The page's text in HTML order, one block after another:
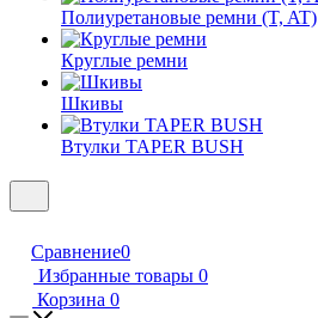
Полиуретановые ремни (T, AT)
Круглые ремни
Шкивы
Втулки TAPER BUSH
Сравнение0
Избранные товары 0
Корзина 0